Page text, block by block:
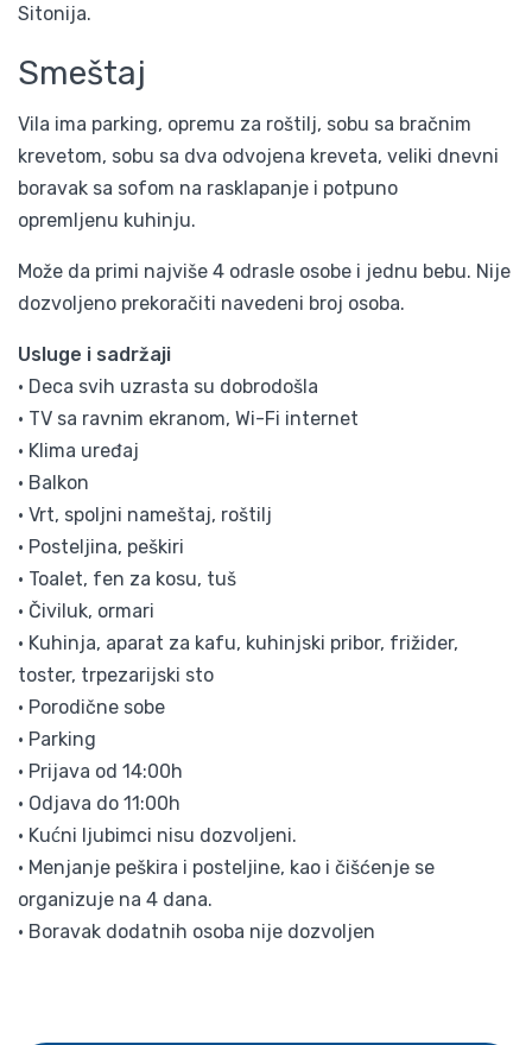
Sitonija.
Smeštaj
Vila ima parking, opremu za roštilj, sobu sa bračnim
krevetom, sobu sa dva odvojena kreveta, veliki dnevni
boravak sa sofom na rasklapanje i potpuno
opremljenu kuhinju.
Može da primi najviše 4 odrasle osobe i jednu bebu. Nije
dozvoljeno prekoračiti navedeni broj osoba.
Usluge i sadržaji
• Deca svih uzrasta su dobrodošla
• TV sa ravnim ekranom, Wi-Fi internet
• Klima uređaj
• Balkon
• Vrt, spoljni nameštaj, roštilj
• Posteljina, peškiri
• Toalet, fen za kosu, tuš
• Čiviluk, ormari
• Kuhinja, aparat za kafu, kuhinjski pribor, frižider,
toster, trpezarijski sto
• Porodične sobe
• Parking
• Prijava od 14:00h
• Odjava do 11:00h
• Kućni ljubimci nisu dozvoljeni.
• Menjanje peškira i posteljine, kao i čišćenje se
organizuje na 4 dana.
• Boravak dodatnih osoba nije dozvoljen